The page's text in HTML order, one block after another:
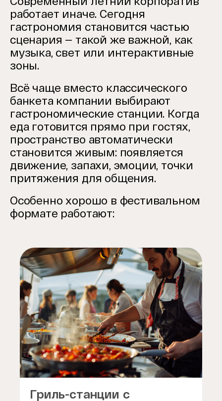
работает иначе. Сегодня
гастрономия становится частью
сценария — такой же важной, как
музыка, свет или интерактивные
зоны.
Всё чаще вместо классического
банкета компании выбирают
гастрономические станции. Когда
еда готовится прямо при гостях,
пространство автоматически
становится живым: появляется
движение, запахи, эмоции, точки
притяжения для общения.
Особенно хорошо в фестивальном
формате работают:
Гриль-станции с